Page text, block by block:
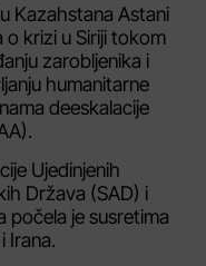
Kazahstana Astani
krizi u Siriji tokom
zarobljenika i
humanitarne
deeskalacije
Ujedinjenih
Država (SAD) i
počela je susretima
Irana.